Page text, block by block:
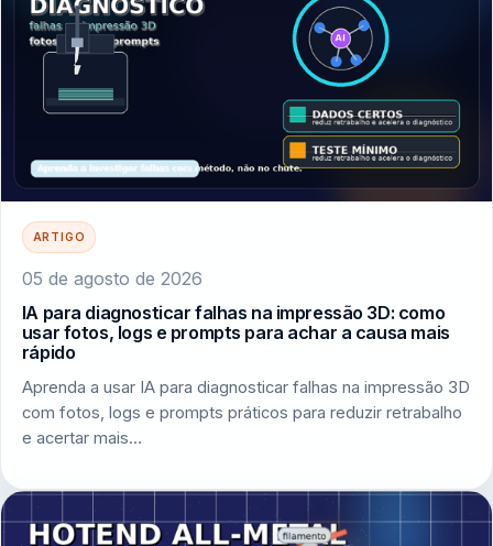
ARTIGO
05 de agosto de 2026
IA para diagnosticar falhas na impressão 3D: como
usar fotos, logs e prompts para achar a causa mais
rápido
Aprenda a usar IA para diagnosticar falhas na impressão 3D
com fotos, logs e prompts práticos para reduzir retrabalho
e acertar mais…